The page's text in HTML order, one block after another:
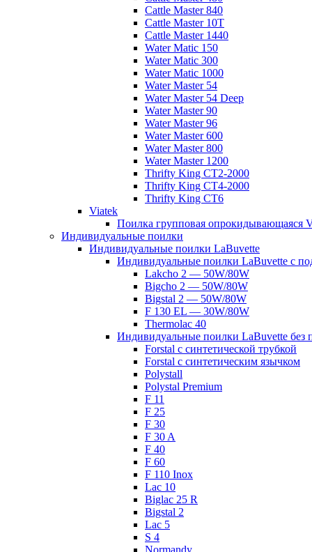
Cattle Master 840
Cattle Master 10Т
Cattle Master 1440
Water Matic 150
Water Matic 300
Water Matic 1000
Water Master 54
Water Master 54 Deep
Water Master 90
Water Master 96
Water Master 600
Water Master 800
Water Master 1200
Thrifty King CT2-2000
Thrifty King CT4-2000
Thrifty King CT6
Viatek
Поилка групповая опрокидывающаяся
Индивидуальные поилки
Индивидуальные поилки LaBuvette
Индивидуальные поилки LaBuvette с
Lakcho 2 — 50W/80W
Bigcho 2 — 50W/80W
Bigstal 2 — 50W/80W
F 130 EL — 30W/80W
Thermolac 40
Индивидуальные поилки LaBuvette без
Forstal с синтетической трубкой
Forstal с синтетическим язычком
Polystall
Polystal Premium
F 11
F 25
F 30
F 30 A
F 40
F 60
F 110 Inox
Lac 10
Biglac 25 R
Bigstal 2
Lac 5
S 4
Normandy